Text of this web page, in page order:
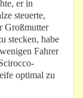
er in
steuerte,
Großmutter
stecken, habe
Fahrer
optimal zu